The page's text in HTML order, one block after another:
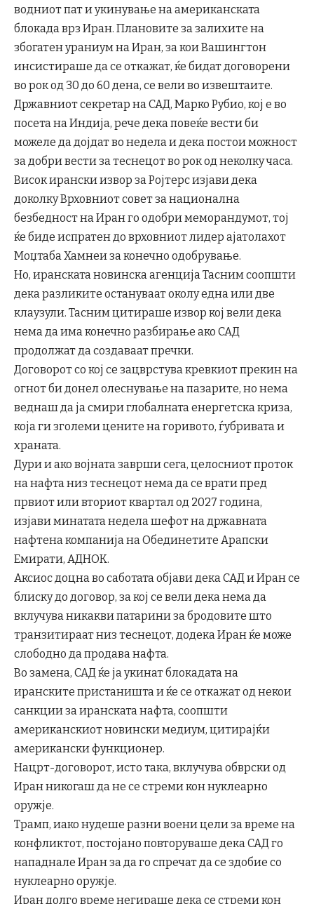
водниот пат и укинување на американската
блокада врз Иран. Плановите за залихите на
збогатен ураниум на Иран, за кои Вашингтон
инсистираше да се откажат, ќе бидат договорени
во рок од 30 до 60 дена, се вели во извештаите.
Државниот секретар на САД, Марко Рубио, кој е во
посета на Индија, рече дека повеќе вести би
можеле да дојдат во недела и дека постои можност
за добри вести за теснецот во рок од неколку часа.
Висок ирански извор за Ројтерс изјави дека
доколку Врховниот совет за национална
безбедност на Иран го одобри меморандумот, тој
ќе биде испратен до врховниот лидер ајатолахот
Моџтаба Хамнеи за конечно одобрување.
Но, иранската новинска агенција Тасним соопшти
дека разликите остануваат околу една или две
клаузули. Тасним цитираше извор кој вели дека
нема да има конечно разбирање ако САД
продолжат да создаваат пречки.
Договорот со кој се зацврстува кревкиот прекин на
огнот би донел олеснување на пазарите, но нема
веднаш да ја смири глобалната енергетска криза,
која ги зголеми цените на горивото, ѓубривата и
храната.
Дури и ако војната заврши сега, целосниот проток
на нафта низ теснецот нема да се врати пред
првиот или вториот квартал од 2027 година,
изјави минатата недела шефот на државната
нафтена компанија на Обединетите Арапски
Емирати, АДНОК.
Аксиос доцна во саботата објави дека САД и Иран се
блиску до договор, за кој се вели дека нема да
вклучува никакви патарини за бродовите што
транзитираат низ теснецот, додека Иран ќе може
слободно да продава нафта.
Во замена, САД ќе ја укинат блокадата на
иранските пристаништа и ќе се откажат од некои
санкции за иранската нафта, соопшти
американскиот новински медиум, цитирајќи
американски функционер.
Нацрт-договорот, исто така, вклучува обврски од
Иран никогаш да не се стреми кон нуклеарно
оружје.
Трамп, иако нудеше разни воени цели за време на
конфликтот, постојано повторуваше дека САД го
нападнале Иран за да го спречат да се здобие со
нуклеарно оружје.
Иран долго време негираше дека се стреми кон